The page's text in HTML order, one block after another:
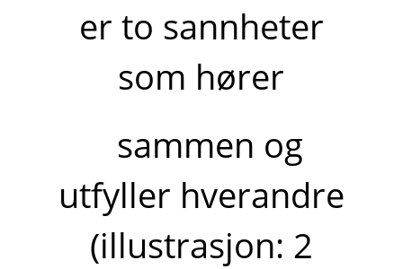
er to sannheter
som hører
sammen og
utfyller hverandre
(illustrasjon: 2